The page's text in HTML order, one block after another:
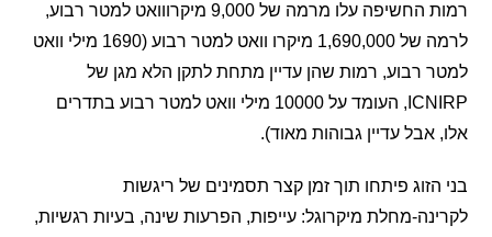
רמות החשיפה עלו מרמה של 9,000 מיקרווואט למטר רבוע,
לרמה של 1,690,000 מיקרו וואט למטר רבוע (1690 מילי וואט
רבוע, רמות שהן עדיין מתחת לתקן הלא מגן של
ICNIRP, העומד על 10000 מילי וואט למטר רבוע בתדרים
עדיין גבוהות מאוד).
פיתחו תוך זמן קצר תסמינים של ריגשות
מחלת מיקרוגל: עייפות, הפרעות שינה, בעיות רגשיות,